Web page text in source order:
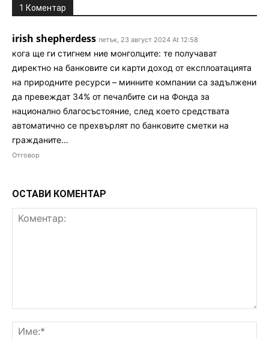
1 Коментар
irish shepherdess петък, 23 август 2024 At 12:58
кога ще ги стигнем ние монголците: те получават
директно на банковите си карти доход от експлоатацията
на природните ресурси – минните компании са задължени
да превеждат 34% от печалбите си на Фонда за
национално благосъстояние, след което средствата
автоматично се прехвърлят по банковите сметки на
гражданите…
Отговор
ОСТАВИ КОМЕНТАР